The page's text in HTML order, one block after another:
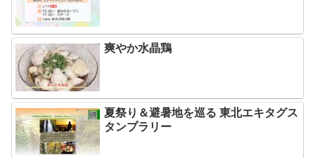
爽やか水晶鶏
夏祭り＆避暑地を巡る 東北エキタグス
タンプラリー